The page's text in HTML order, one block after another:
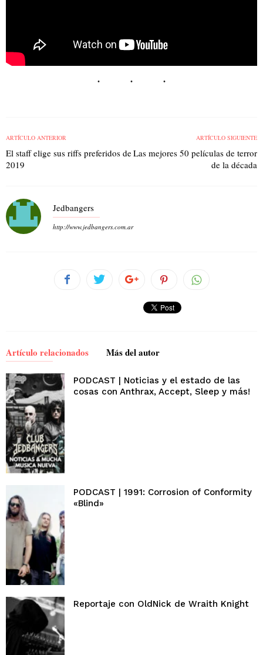
ARTÍCULO ANTERIOR
El staff elige sus riffs preferidos de
2019
ARTÍCULO SIGUIENTE
Las mejores 50 películas de terror
de la década
Jedbangers
http://www.jedbangers.com.ar
Artículo relacionados Más del autor
PODCAST | Noticias y el estado de las
cosas con Anthrax, Accept, Sleep y más!
PODCAST | 1991: Corrosion of Conformity
«Blind»
Reportaje con OldNick de Wraith Knight